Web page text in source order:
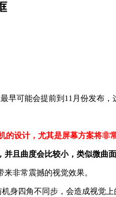
可能会提前到11月份发布
设计，尤其是屏幕方案将非
且曲度会比较小，类似微曲面
非常震撼的视觉效果。
身四角不同步，会造成视觉